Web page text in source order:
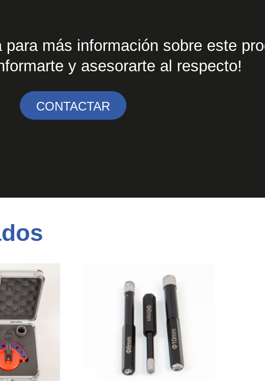
más información sobre este
y asesorarte al respecto!
CONTACTAR